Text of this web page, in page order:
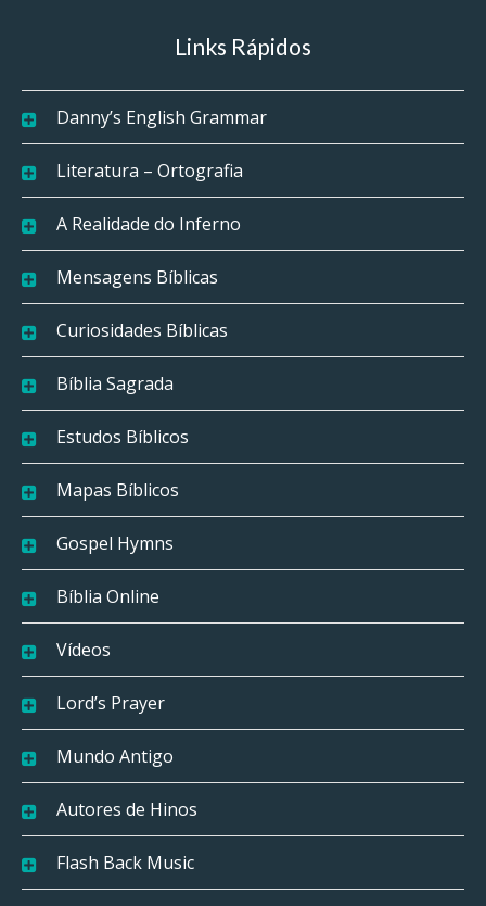
Links Rápidos
Danny’s English Grammar
Literatura – Ortografia
A Realidade do Inferno
Mensagens Bíblicas
Curiosidades Bíblicas
Bíblia Sagrada
Estudos Bíblicos
Mapas Bíblicos
Gospel Hymns
Bíblia Online
Vídeos
Lord’s Prayer
Mundo Antigo
Autores de Hinos
Flash Back Music